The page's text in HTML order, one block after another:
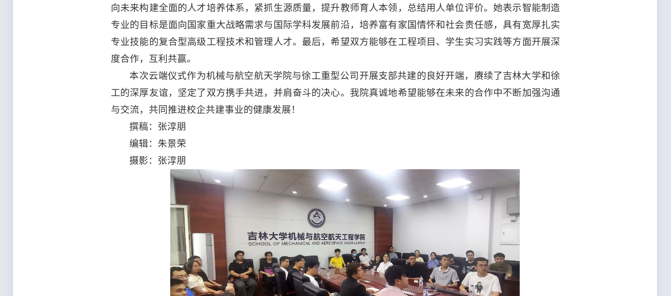
向未来构建全面的人才培养体系，紧抓生源质量，提升教师育人本领，总结用人单位评价。她表示智能制造
专业的目标是面向国家重大战略需求与国际学科发展前沿，培养富有家国情怀和社会责任感，具有宽厚扎实
专业技能的复合型高级工程技术和管理人才。最后，希望双方能够在工程项目、学生实习实践等方面开展深
度合作，互利共赢。
本次云端仪式作为机械与航空航天学院与徐工重型公司开展支部共建的良好开端，赓续了吉林大学和徐
工的深厚友谊，坚定了双方携手共进，并肩奋斗的决心。我院真诚地希望能够在未来的合作中不断加强沟通
与交流，共同推进校企共建事业的健康发展！
撰稿：张淳朋
编辑：朱景荣
摄影：张淳朋